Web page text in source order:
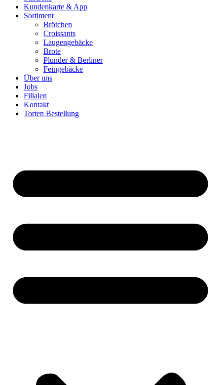
Kundenkarte & App
Sortiment
Brötchen
Croissants
Laugengebäcke
Brote
Plunder & Berliner
Feingebäcke
Über uns
Jobs
Filialen
Kontakt
Torten Bestellung